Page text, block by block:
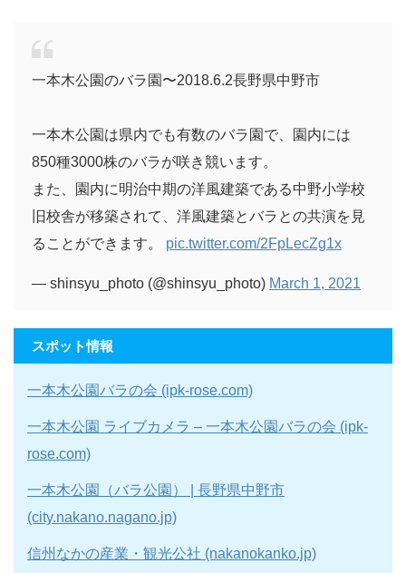
一本木公園のバラ園〜2018.6.2長野県中野市
一本木公園は県内でも有数のバラ園で、園内には
850種3000株のバラが咲き競います。
また、園内に明治中期の洋風建築である中野小学校
旧校舎が移築されて、洋風建築とバラとの共演を見
ることができます。 pic.twitter.com/2FpLecZg1x
— shinsyu_photo (@shinsyu_photo) March 1, 2021
スポット情報
一本木公園バラの会 (ipk-rose.com)
一本木公園 ライブカメラ – 一本木公園バラの会 (ipk-
rose.com)
一本木公園（バラ公園） | 長野県中野市
(city.nakano.nagano.jp)
信州なかの産業・観光公社 (nakanokanko.jp)